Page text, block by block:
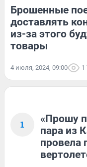
Брошенные
доставлять
из-за этого
товары
4 июля, 2024, 09:00 1
1
«Прошу
пара из
провела